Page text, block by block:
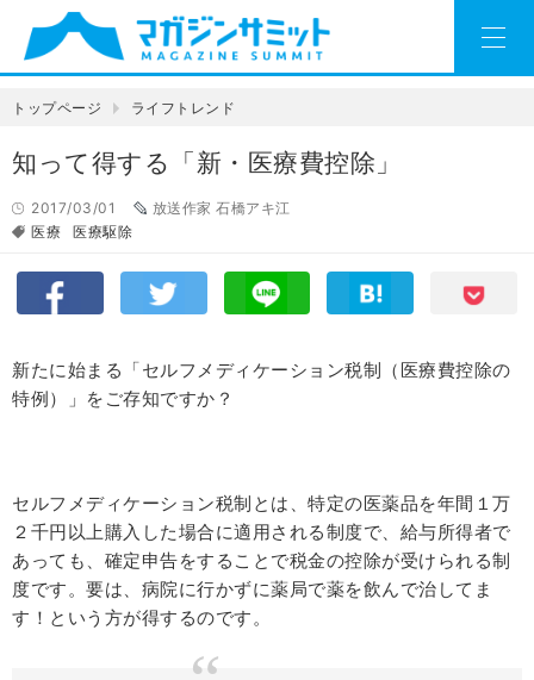
トップページ ライフトレンド
知って得する「新・医療費控除」
2017/03/01
放送作家 石橋アキ江
医療
医療駆除
新たに始まる「セルフメディケーション税制（医療費控除の
特例）」をご存知ですか？
セルフメディケーション税制とは、特定の医薬品を年間１万
２千円以上購入した場合に適用される制度で、給与所得者で
あっても、確定申告をすることで税金の控除が受けられる制
度です。要は、病院に行かずに薬局で薬を飲んで治してま
す！という方が得するのです。